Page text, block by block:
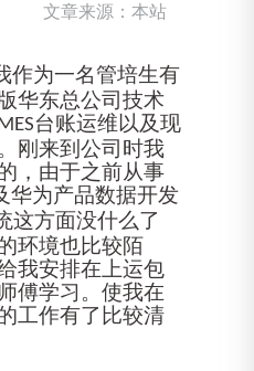
文章来源：本站
作为一名管培生有
华东总公司技术
台账运维以及现
刚来到公司时我
，由于之前从事
华为产品数据开发
这方面没什么了
环境也比较陌
我安排在上运包
傅学习。使我在
工作有了比较清